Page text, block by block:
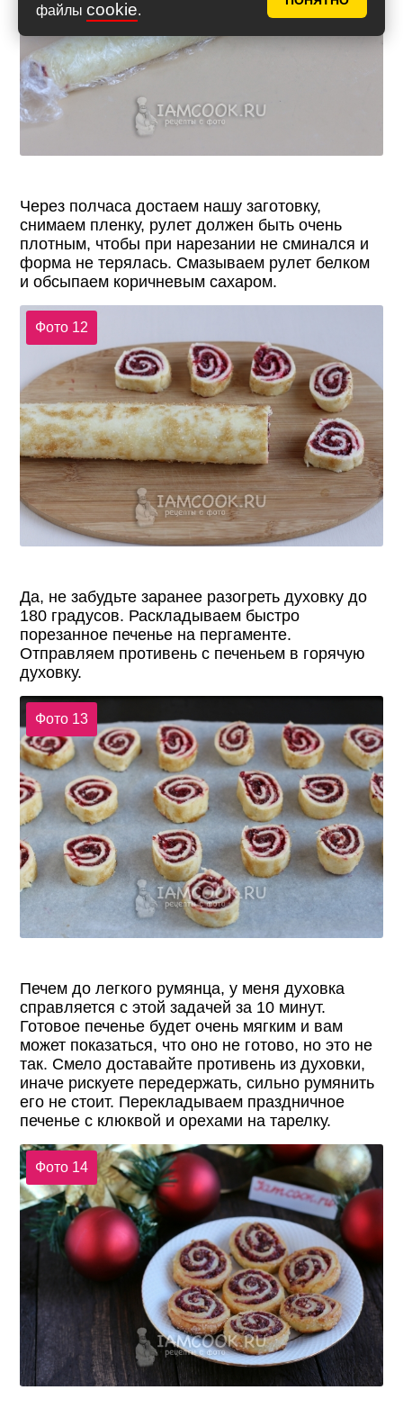
файлы cookie.
Через полчаса достаем нашу заготовку,
снимаем пленку, рулет должен быть очень
плотным, чтобы при нарезании не сминался и
форма не терялась. Смазываем рулет белком
и обсыпаем коричневым сахаром.
Фото 12
Да, не забудьте заранее разогреть духовку до
180 градусов. Раскладываем быстро
порезанное печенье на пергаменте.
Отправляем противень с печеньем в горячую
духовку.
Фото 13
Печем до легкого румянца, у меня духовка
справляется с этой задачей за 10 минут.
Готовое печенье будет очень мягким и вам
может показаться, что оно не готово, но это не
так. Смело доставайте противень из духовки,
иначе рискуете передержать, сильно румянить
его не стоит. Перекладываем праздничное
печенье с клюквой и орехами на тарелку.
Фото 14